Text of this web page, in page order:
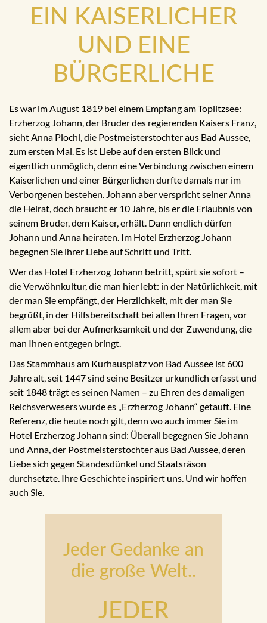
EIN KAISERLICHER
UND EINE
BÜRGERLICHE
Es war im August 1819 bei einem Empfang am Toplitzsee:
Erzherzog Johann, der Bruder des regierenden Kaisers Franz,
sieht Anna Plochl, die Postmeisterstochter aus Bad Aussee,
zum ersten Mal. Es ist Liebe auf den ersten Blick und
eigentlich unmöglich, denn eine Verbindung zwischen einem
Kaiserlichen und einer Bürgerlichen durfte damals nur im
Verborgenen bestehen. Johann aber verspricht seiner Anna
die Heirat, doch braucht er 10 Jahre, bis er die Erlaubnis von
seinem Bruder, dem Kaiser, erhält. Dann endlich dürfen
Johann und Anna heiraten. Im Hotel Erzherzog Johann
begegnen Sie ihrer Liebe auf Schritt und Tritt.
Wer das Hotel Erzherzog Johann betritt, spürt sie sofort –
die Verwöhnkultur, die man hier lebt: in der Natürlichkeit, mit
der man Sie empfängt, der Herzlichkeit, mit der man Sie
begrüßt, in der Hilfsbereitschaft bei allen Ihren Fragen, vor
allem aber bei der Aufmerksamkeit und der Zuwendung, die
man Ihnen entgegen bringt.
Das Stammhaus am Kurhausplatz von Bad Aussee ist 600
Jahre alt, seit 1447 sind seine Besitzer urkundlich erfasst und
seit 1848 trägt es seinen Namen – zu Ehren des damaligen
Reichsverwesers wurde es „Erzherzog Johann“ getauft. Eine
Referenz, die heute noch gilt, denn wo auch immer Sie im
Hotel Erzherzog Johann sind: Überall begegnen Sie Johann
und Anna, der Postmeisterstochter aus Bad Aussee, deren
Liebe sich gegen Standesdünkel und Staatsräson
durchsetzte. Ihre Geschichte inspiriert uns. Und wir hoffen
auch Sie.
Jeder Gedanke an
die große Welt..
JEDER